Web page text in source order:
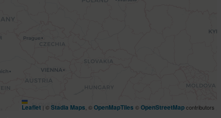
Leaflet | ©Stadia Maps , ©OpenMapTiles ©OpenStreetMapcontributors